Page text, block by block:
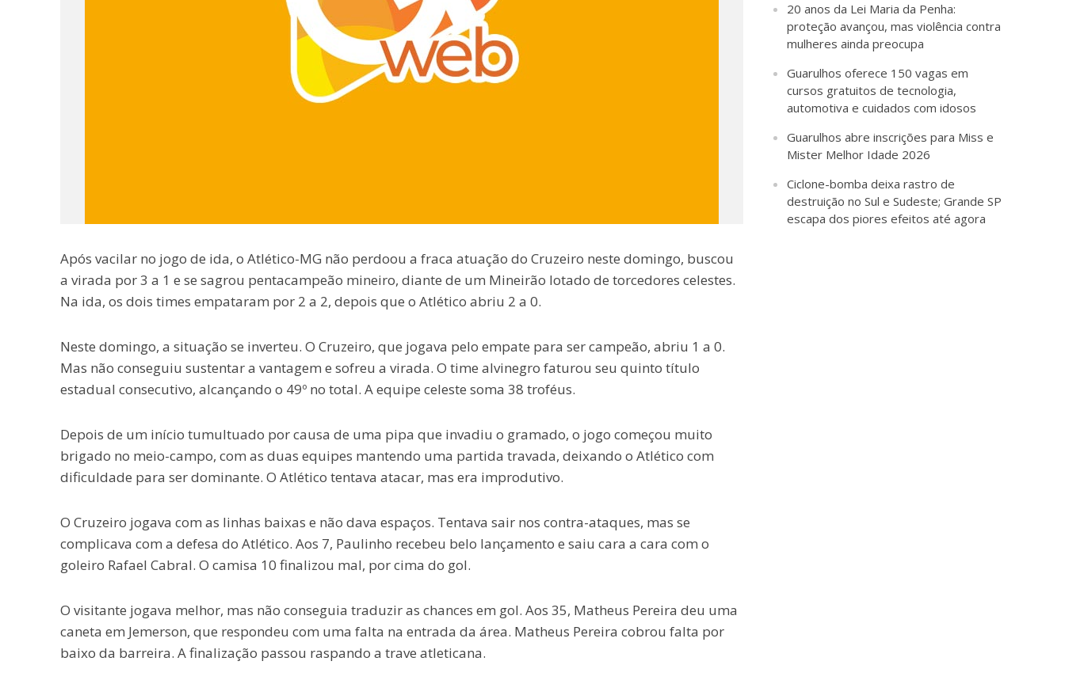
Após vacilar no jogo de ida, o Atlético-MG não perdoou a fraca atuação do Cruzeiro neste domingo, buscou
a virada por 3 a 1 e se sagrou pentacampeão mineiro, diante de um Mineirão lotado de torcedores celestes.
Na ida, os dois times empataram por 2 a 2, depois que o Atlético abriu 2 a 0.
Neste domingo, a situação se inverteu. O Cruzeiro, que jogava pelo empate para ser campeão, abriu 1 a 0.
Mas não conseguiu sustentar a vantagem e sofreu a virada. O time alvinegro faturou seu quinto título
estadual consecutivo, alcançando o 49º no total. A equipe celeste soma 38 troféus.
Depois de um início tumultuado por causa de uma pipa que invadiu o gramado, o jogo começou muito
brigado no meio-campo, com as duas equipes mantendo uma partida travada, deixando o Atlético com
dificuldade para ser dominante. O Atlético tentava atacar, mas era improdutivo.
O Cruzeiro jogava com as linhas baixas e não dava espaços. Tentava sair nos contra-ataques, mas se
complicava com a defesa do Atlético. Aos 7, Paulinho recebeu belo lançamento e saiu cara a cara com o
goleiro Rafael Cabral. O camisa 10 finalizou mal, por cima do gol.
O visitante jogava melhor, mas não conseguia traduzir as chances em gol. Aos 35, Matheus Pereira deu uma
caneta em Jemerson, que respondeu com uma falta na entrada da área. Matheus Pereira cobrou falta por
baixo da barreira. A finalização passou raspando a trave atleticana.
20 anos da Lei Maria da Penha:
proteção avançou, mas violência contra
mulheres ainda preocupa
Guarulhos oferece 150 vagas em
cursos gratuitos de tecnologia,
automotiva e cuidados com idosos
Guarulhos abre inscrições para Miss e
Mister Melhor Idade 2026
Ciclone-bomba deixa rastro de
destruição no Sul e Sudeste; Grande SP
escapa dos piores efeitos até agora